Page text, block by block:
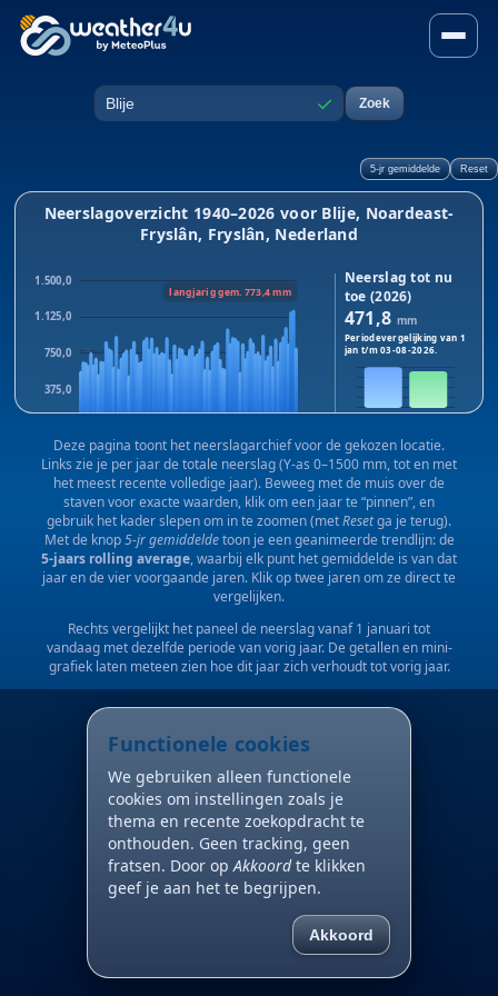
Neerslag in Blije, ✓ Zoek
5-jr gemiddelde Reset
Neerslagoverzicht 1940–2026 voor Blije, Noardeast-
Fryslân, Fryslân, Nederland
375,0
750,0
1.125,0
1.500,0
1940 1983 2025
langjarig gem. 773,4 mm
Neerslag tot nu
toe (2026)
471,8 mm
Periodevergelijking van 1
jan t/m03-08-2026.
2026 2025
Dit jaar: 471,8
mm · Vorig
jaar:423,9mm
Verschil:+47,9 mm
Deze pagina toont het neerslagarchief voor de gekozen locatie.
Links zie je per jaar de totale neerslag (Y-as 0–1500 mm, tot en met
het meest recente volledige jaar). Beweeg met de muis over de
staven voor exacte waarden, klik om een jaar te “pinnen”, en
gebruik het kader slepen om in te zoomen (metResetga je terug).
Met de knop5-jr gemiddeldetoon je een geanimeerde trendlijn: de
5-jaars rolling average, waarbij elk punt het gemiddelde is van dat
jaar en de vier voorgaande jaren. Klik op twee jaren om ze direct te
vergelijken.
Rechts vergelijkt het paneel de neerslag vanaf 1 januari tot
vandaag met dezelfde periode van vorig jaar. De getallen en mini-
grafiek laten meteen zien hoe dit jaar zich verhoudt tot vorig jaar.
Functionele cookies
We gebruiken alleen functionele
cookies om instellingen zoals je
thema en recente zoekopdracht te
onthouden. Geen tracking, geen
fratsen. Door opAkkoordte klikken
geef je aan het te begrijpen.
Akkoord